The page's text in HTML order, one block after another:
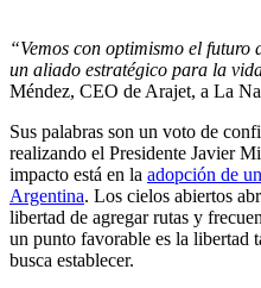
“Vemos con optimismo el futuro
un aliado estratégico para la
Méndez, CEO de Arajet, a La
Sus palabras son un voto de
realizando el Presidente Javier
impacto está en la adopción de
Argentina. Los cielos abiertos
libertad de agregar rutas y
un punto favorable es la libertad
busca establecer.